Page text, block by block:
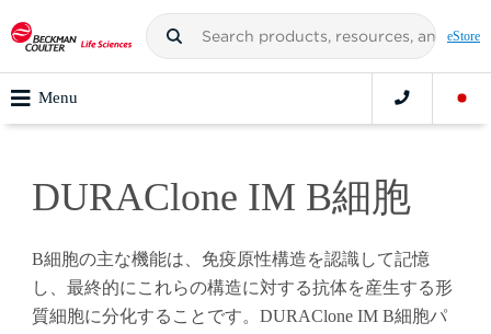
eStore
Menu
DURAClone IM B細胞
B細胞の主な機能は、免疫原性構造を認識して記憶
し、最終的にこれらの構造に対する抗体を産生する形
質細胞に分化することです。DURAClone IM B細胞パ